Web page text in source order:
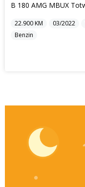
22.900KM 03/2022
Benzin